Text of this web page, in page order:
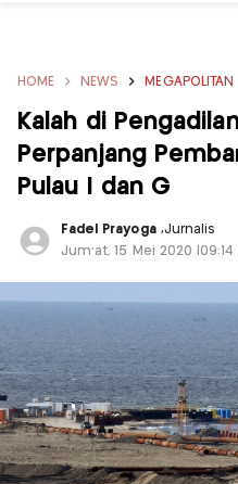
HOME NEWS MEGAPOLITAN
Kalah di
Perpanjang
Pulau I dan G
Fadel Prayoga ,Jurnalis
Jum'at, 15 Mei 2020 |09:14